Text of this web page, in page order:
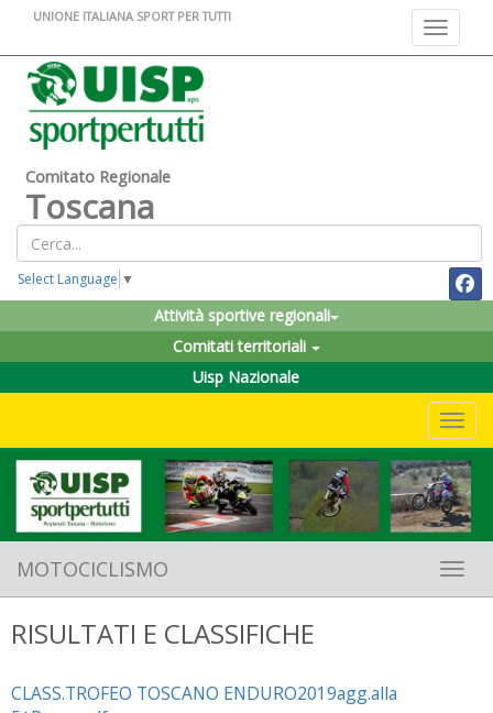
Toggle
UNIONE ITALIANA SPORT PER TUTTI
Comitato Regionale
Toscana
Select Language ▼
Attività sportive regionali
Comitati territoriali
Uisp Nazionale
MOTOCICLISMO
RISULTATI E CLASSIFICHE
CLASS.TROFEO TOSCANO ENDURO2019agg.alla